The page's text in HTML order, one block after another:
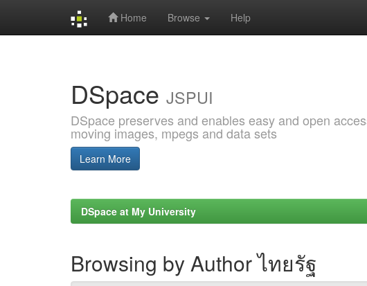
Home Browse Help
DSpace JSPUI
DSpace preserves and enables easy and open
moving images, mpegs and data sets
Learn More
DSpace at My University
Browsing by Author ไทยรัฐ